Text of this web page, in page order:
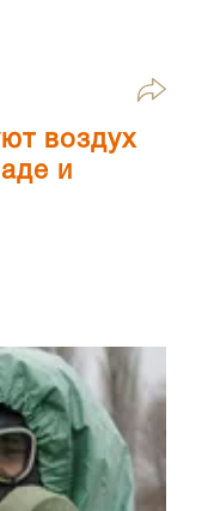
воздух
и